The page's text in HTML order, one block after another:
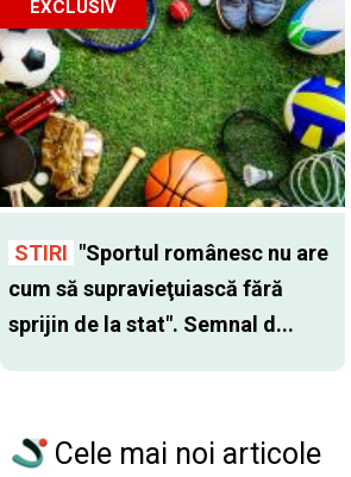
EXCLUSIV
STIRI "Sportul românesc nu are
cum să supravieţuiască fără
sprijin de la stat". Semnal d...
Cele mai noi articole